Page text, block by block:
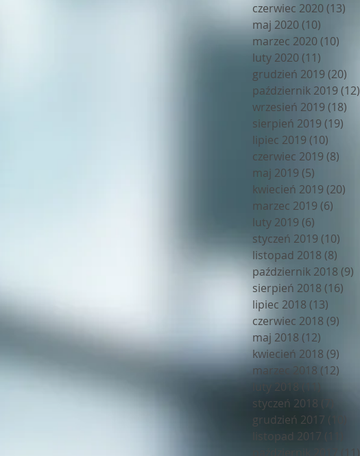
czerwiec 2020 (13)
maj 2020 (10)
marzec 2020 (10)
luty 2020 (11)
grudzień 2019 (20)
październik 2019 (12)
wrzesień 2019 (18)
sierpień 2019 (19)
lipiec 2019 (10)
czerwiec 2019 (8)
maj 2019 (5)
kwiecień 2019 (20)
marzec 2019 (6)
luty 2019 (6)
styczeń 2019 (10)
listopad 2018 (8)
październik 2018 (9)
sierpień 2018 (16)
lipiec 2018 (13)
czerwiec 2018 (9)
maj 2018 (12)
kwiecień 2018 (9)
marzec 2018 (12)
luty 2018
styczeń 2018
grudzień 2017 (10)
listopad 2017 (11)
październik 2017
(11)